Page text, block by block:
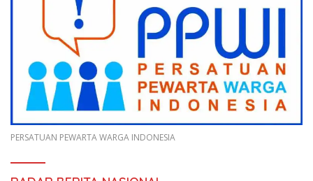
PERSATUAN PEWARTA WARGA INDONESIA